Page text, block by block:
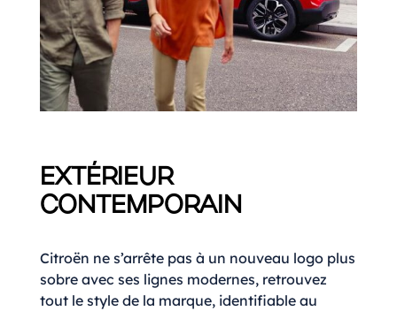
EXTÉRIEUR
CONTEMPORAIN
Citroën ne s’arrête pas à un nouveau logo plus
sobre avec ses lignes modernes, retrouvez
tout le style de la marque, identifiable au